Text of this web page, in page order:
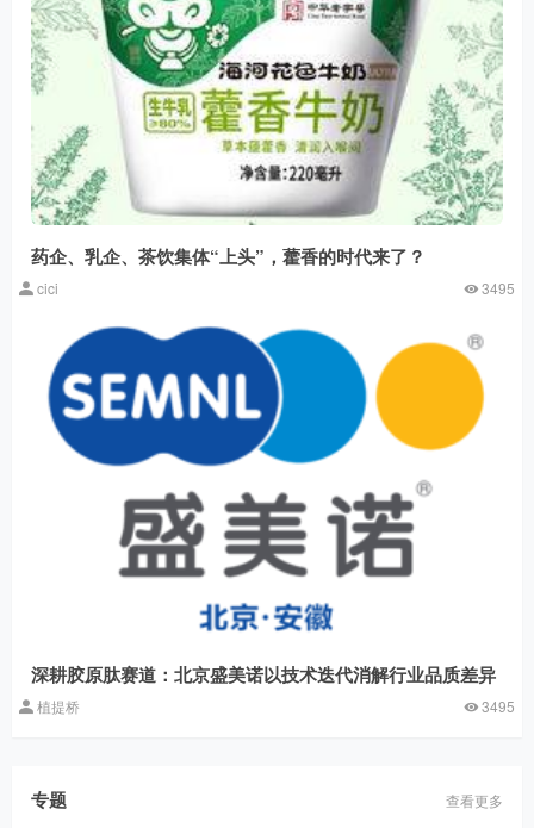
药企、乳企、茶饮集体“上头”，藿香的时代来了？
cici 3495
深耕胶原肽赛道：北京盛美诺以技术迭代消解行业品质差异
植提桥 3495
专题 查看更多